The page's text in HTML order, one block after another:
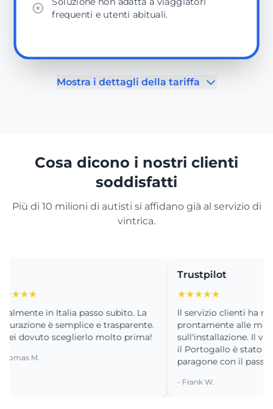
frequenti e utenti abituali.
Mostra i dettagli della tariffa
Cosa dicono i nostri clienti
soddisfatti
Più di 10 milioni di autisti si affidano già al servizio di
vintrica.
in Italia passo subito. La
è semplice e trasparente.
sceglierlo molto prima!
M.
Trustpilot
★★★★★
Il servizio clienti ha risposto
prontamente alle mie
sull'installazione. Il viaggio
il Portogallo è stato un
paragone con il passato.
- Frank W.